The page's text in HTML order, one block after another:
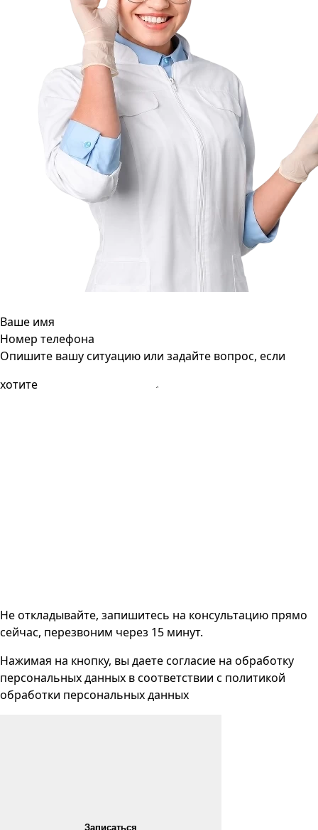
Ваше имя
Номер телефона
Опишите вашу ситуацию или задайте вопрос, если
хотите
Не откладывайте, запишитесь на консультацию прямо
сейчас, перезвоним через 15 минут.
Нажимая на кнопку, вы даете согласие на обработку
персональных данных в соответствии с политикой
обработки персональных данных
Записаться